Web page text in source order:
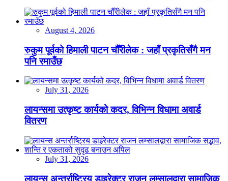
August 4, 2026
रुकुम पूर्वको हिमाली पाटन चौँरीलेक : जहाँ प्रकृतिसँगै मन
पनि रमाउँछ
July 31, 2026
लायन्समा उत्कृष्ट कार्यको कदर, विभिन्न विधामा अवार्ड
वितरण
July 31, 2026
लायन्स अन्तर्राष्ट्रिय डाइरेक्टर राजन लम्सालद्वारा सामाजिक